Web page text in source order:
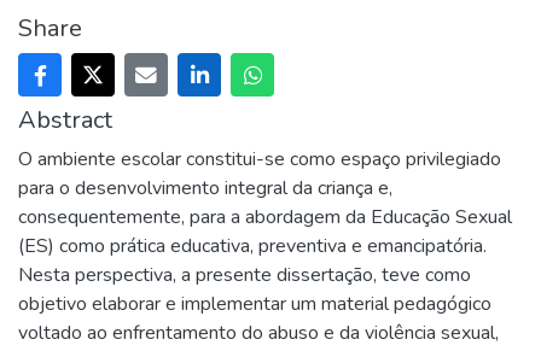
Share
Abstract
O ambiente escolar constitui-se como espaço privilegiado
para o desenvolvimento integral da criança e,
consequentemente, para a abordagem da Educação Sexual
(ES) como prática educativa, preventiva e emancipatória.
Nesta perspectiva, a presente dissertação, teve como
objetivo elaborar e implementar um material pedagógico
voltado ao enfrentamento do abuso e da violência sexual,